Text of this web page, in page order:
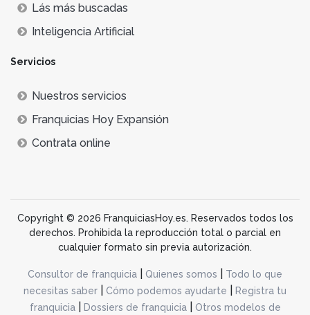
Lás más buscadas
Inteligencia Artificial
Servicios
Nuestros servicios
Franquicias Hoy Expansión
Contrata online
Copyright © 2026 FranquiciasHoy.es. Reservados todos los
derechos. Prohibida la reproducción total o parcial en
cualquier formato sin previa autorización.
Consultor de franquicia Quienes somos
Todo lo que
necesitas saber
Cómo podemos ayudarte
Registra tu
franquicia| Dossiers de franquicia| Otros modelos de